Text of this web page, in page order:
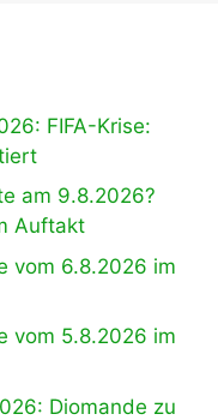
FIFA-Krise:
am 9.8.2026?
Auftakt
vom 6.8.2026 im
vom 5.8.2026 im
Diomande zu